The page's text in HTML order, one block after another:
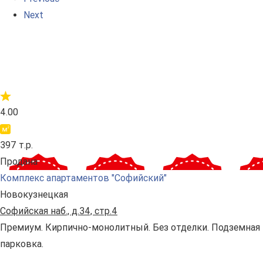
Next
4.00
397 т.р.
Продана
Комплекс апартаментов "Софийский"
Новокузнецкая
Софийская наб., д.34, стр.4
Премиум. Кирпично-монолитный. Без отделки. Подземная
парковка.